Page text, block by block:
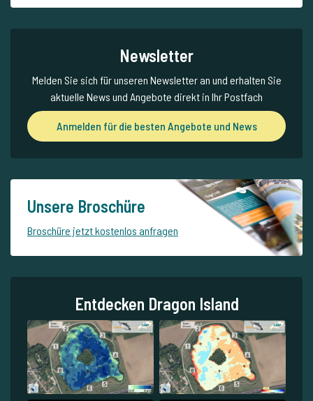
Newsletter
Melden Sie sich für unseren Newsletter an und erhalten Sie
aktuelle News und Angebote direkt in Ihr Postfach
Anmelden für die besten Angebote und News
Unsere Broschüre
Broschüre jetzt kostenlos anfragen
Entdecken Dragon Island